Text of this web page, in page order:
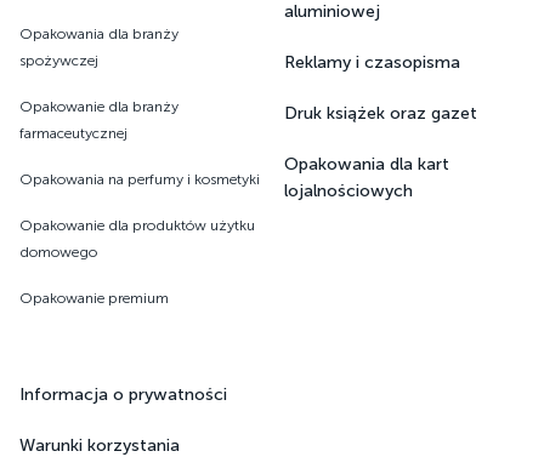
Opakowania dla branży
spożywczej
Opakowanie dla branży
farmaceutycznej
Opakowania na perfumy i kosmetyki
Opakowanie dla produktów użytku
domowego
Opakowanie premium
aluminiowej
Reklamy i czasopisma
Druk książek oraz gazet ​​​​​​​
Opakowania dla kart
lojalnościowych
Informacja o prywatności
Warunki korzystania